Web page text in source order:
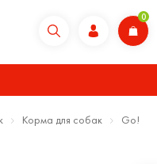
0
Корма для собак Go!